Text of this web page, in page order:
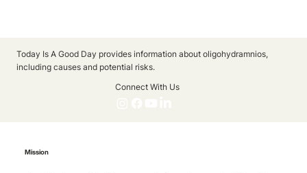
Today Is A Good Day provides information about oligohydramnios,
including causes and potential risks.
Connect With Us
Mission